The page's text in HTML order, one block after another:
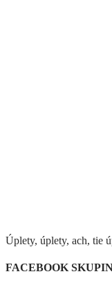
Úplety, úplety, ach, tie
FACEBOOK